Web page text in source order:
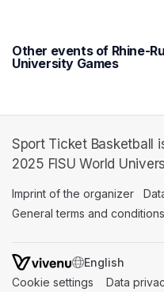
Other events of Rhine-
University Games
Sport Ticket Basketball
2025 FISU World
Imprint of the organizer
General terms and
SWITCH
Cookie settings (opens in a
Data